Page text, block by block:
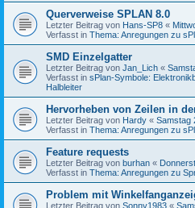
Querverweise SPLAN 8.0
Letzter Beitrag von Hans-SP8 «
Verfasst in Thema: Anregungen zu
SMD Einzelgatter
Letzter Beitrag von Jan_Lich «
Verfasst in sPlan-Symbole:
Halbleiter
Hervorheben von Zeilen in
Letzter Beitrag von Hardy « Samstag
Verfasst in Thema: Anregungen zu
Feature requests
Letzter Beitrag von burhan «
Verfasst in Thema: Anregungen zu
Problem mit
Letzter Beitrag von Sonny1983 «